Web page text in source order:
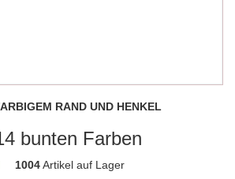
RAND UND HENKEL
bunten Farben
1004Artikel auf Lager